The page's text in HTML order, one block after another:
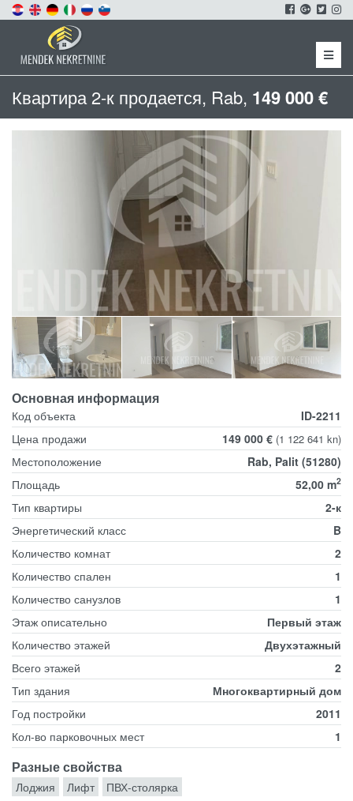
Menu
Квартира 2-к продается, Rab, 149 000 €
Основная информация
Код объекта
ID-2211
Цена продажи
149 000 € (1 122 641 kn)
Местоположение
Rab, Palit (51280)
Площадь
52,00 m2
Тип квартиры
2-к
Энергетический класс
B
Количество комнат
2
Количество спален
1
Количество санузлов
1
Этаж описательно
Первый этаж
Количество этажей
Двухэтажный
Всего этажей
2
Тип здания
Многоквартирный дом
Год постройки
2011
Кол-во парковочных мест
1
Разные свойства
Лоджия Лифт ПВХ-столярка